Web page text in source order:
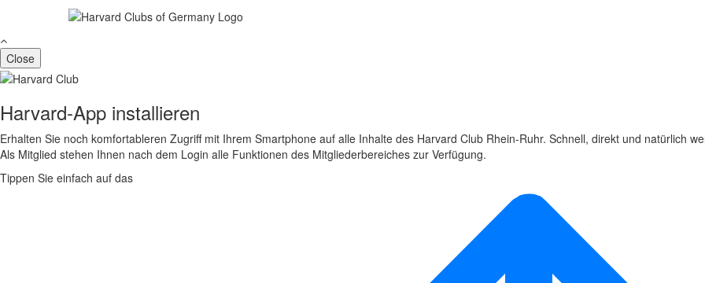
Close
Harvard-App installieren
Erhalten Sie noch komfortableren Zugriff mit Ihrem Smartphone auf alle Inhalte des Harvard Club Rhein-Ruhr. Schnell, direkt und natürlich
Als Mitglied stehen Ihnen nach dem Login alle Funktionen des Mitgliederbereiches zur Verfügung.
Tippen Sie einfach auf das